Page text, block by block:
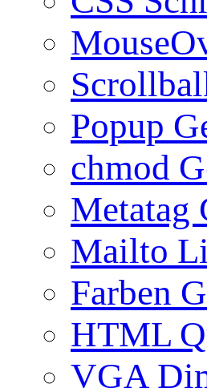
Popup
chmod
Metatag
Mailto
Farben
HTML
VGA